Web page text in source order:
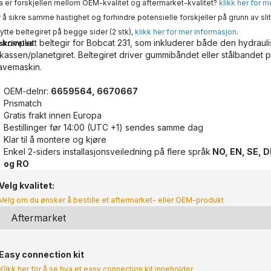
er forskjellen mellom OEM-kvalitet og aftermarket-kvalitet? klikk her for
å sikre samme hastighet og forhindre potensielle forskjeller på grunn av
beltegiret på begge sider (2 stk),klikk her for mer informasjon.
komplett beltegir for Bobcat 231, som inkluderer både den
planetgiret. Beltegiret driver gummibåndet eller stålbandet
OEM-delnr: 6659564, 6670667
Prismatch
Gratis frakt innen Europa
Bestillinger før 14:00 (UTC +1) sendes samme dag
Klar til å montere og kjøre
Enkel 2-siders installasjonsveiledning på flere språk NO, EN, SE,
og RO
kvalitet:
om du ønsker å bestille et aftermarket- eller OEM-produkt
Easy connection kit
her for å se hva et easy connection kit inneholder